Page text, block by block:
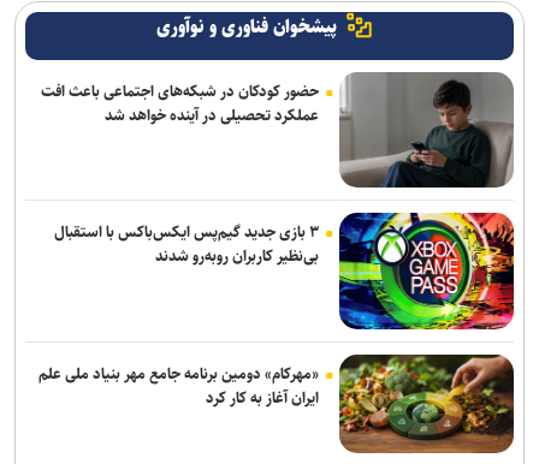
پیشخوان فناوری و نوآوری
حضور کودکان در شبکه‌های اجتماعی باعث افت
عملکرد تحصیلی در آینده خواهد شد
۳ بازی جدید گیم‌پس ایکس‌باکس با استقبال
بی‌نظیر کاربران روبه‌رو شدند
«مهرکام» دومین برنامه جامع مهر بنیاد ملی علم
ایران آغاز به کار کرد